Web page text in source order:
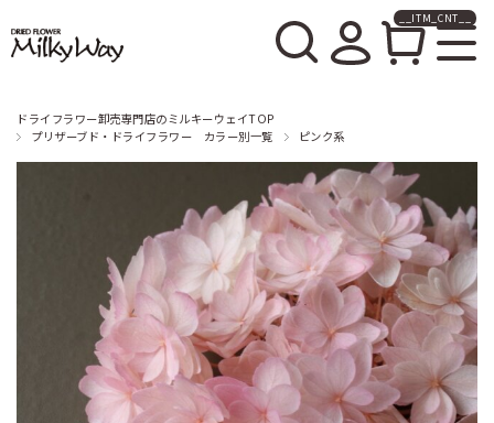
__ITM_CNT__
ドライフラワー卸売専門店のミルキーウェイTOP
プリザーブド・ドライフラワー カラー別一覧
ピンク系